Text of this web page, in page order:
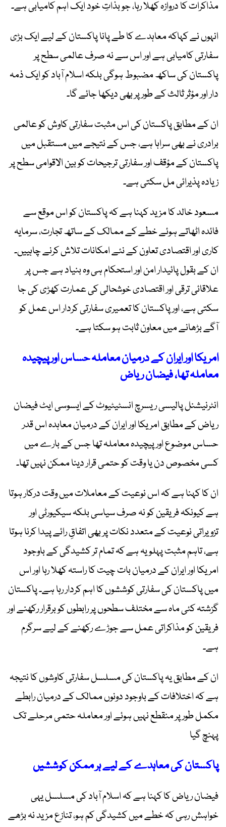
مذاکرات کا دروازہ کھلا رہا، جو بذاتِ خود ایک اہم کامیابی ہے۔
انہوں نے کہاکہ معاہدے کا طے پانا پاکستان کے لیے ایک بڑی
سفارتی کامیابی ہے اور اس سے نہ صرف عالمی سطح پر
پاکستان کی ساکھ مضبوط ہوگی بلکہ اسلام آباد کو ایک ذمہ
دار اور مؤثر ثالث کے طور پر بھی دیکھا جائے گا۔
ان کے مطابق پاکستان کی اس مثبت سفارتی کاوش کو عالمی
برادری نے بھی سراہا ہے، جس کے نتیجے میں مستقبل میں
پاکستان کے مؤقف اور سفارتی ترجیحات کو بین الاقوامی سطح پر
زیادہ پذیرائی مل سکتی ہے۔
مسعود خالد کا مزید کہنا ہے کہ پاکستان کو اس موقع سے
فائدہ اٹھاتے ہوئے خطے کے ممالک کے ساتھ تجارت، سرمایہ
کاری اور اقتصادی تعاون کے نئے امکانات تلاش کرنے چاہییں۔
ان کے بقول پائیدار امن اور استحکام ہی وہ بنیاد ہے جس پر
علاقائی ترقی اور اقتصادی خوشحالی کی عمارت کھڑی کی جا
سکتی ہے، اور پاکستان کا تعمیری سفارتی کردار اس عمل کو
آگے بڑھانے میں معاون ثابت ہو سکتا ہے۔
امریکا اور ایران کے درمیان معاملہ حساس اور پیچیدہ
معاملہ تھا، فیضان ریاض
انٹرنیشنل پالیسی ریسرچ انسٹیٹیوٹ کے ایسوسی ایٹ فیضان
ریاض کے مطابق امریکا اور ایران کے درمیان معاہدہ اس قدر
حساس موضوع اور پیچیدہ معاملہ تھا جس کے بارے میں
کسی مخصوص دن یا وقت کو حتمی قرار دینا ممکن نہیں تھا۔
ان کا کہنا ہے کہ اس نوعیت کے معاملات میں وقت درکار ہوتا
ہے کیونکہ فریقین کو نہ صرف سیاسی بلکہ سیکیورٹی اور
تزویراتی نوعیت کے متعدد نکات پر بھی اتفاقِ رائے پیدا کرنا ہوتا
ہے، تاہم مثبت پہلو یہ ہے کہ تمام تر کشیدگی کے باوجود
امریکا اور ایران کے درمیان بات چیت کا راستہ کھلا رہا اور اس
میں پاکستان کی سفارتی کوششوں کا اہم کردار رہا ہے۔ پاکستان
گزشتہ کئی ماہ سے مختلف سطحوں پر رابطوں کو برقرار رکھنے اور
فریقین کو مذاکراتی عمل سے جوڑے رکھنے کے لیے سرگرم
ہے۔
ان کے مطابق یہ پاکستان کی مسلسل سفارتی کاوشوں کا نتیجہ
ہے کہ اختلافات کے باوجود دونوں ممالک کے درمیان رابطے
مکمل طور پر منقطع نہیں ہوئے اور معاملہ حتمی مرحلے تک
پہنچ گیا
پاکستان کی معاہدے کے لیے ہر ممکن کوششیں
فیضان ریاض کا کہنا ہے کہ اسلام آباد کی مسلسل یہی
خواہش رہی کہ خطے میں کشیدگی کم ہو، تنازع مزید نہ بڑھے